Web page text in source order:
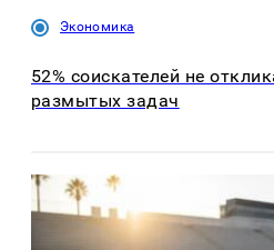
Экономика
52% соискателей не
размытых задач